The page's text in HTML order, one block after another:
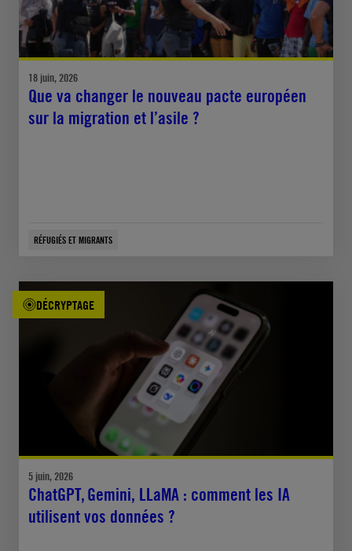
18 juin, 2026
Que va changer le nouveau pacte européen
sur la migration et l’asile ?
RÉFUGIÉS ET MIGRANTS
DÉCRYPTAGE
5 juin, 2026
ChatGPT, Gemini, LLaMA : comment les IA
utilisent vos données ?